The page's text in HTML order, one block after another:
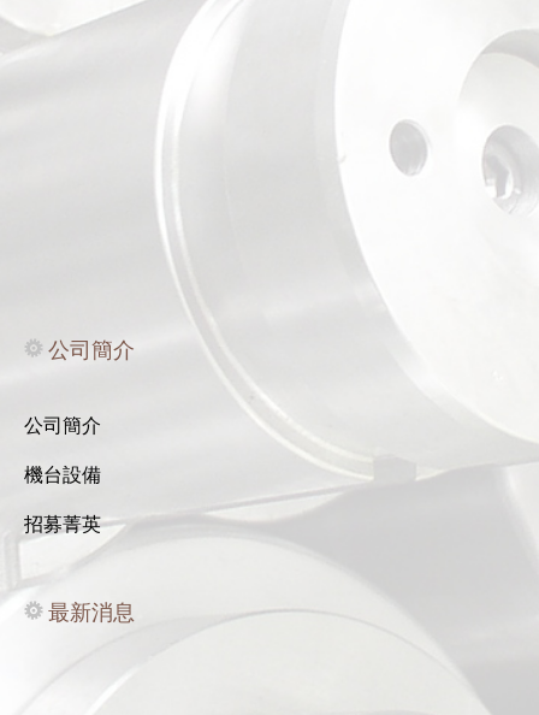
公司簡介
公司簡介
機台設備
招募菁英
最新消息